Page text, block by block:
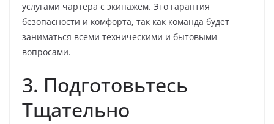
услугами чартера с экипажем. Это гарантия
безопасности и комфорта, так как команда будет
заниматься всеми техническими и бытовыми
вопросами.
3. Подготовьтесь
Тщательно